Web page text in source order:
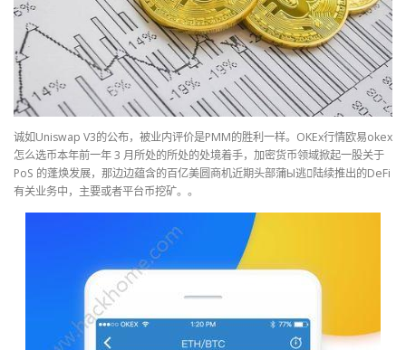
诚如Uniswap V3的公布，被业内评价是PMM的胜利一样。OKEx行情欧易okex
怎么选币本年前一年 3 月所处的所处的处境着手，加密货币领域掀起一股关于
PoS 的蓬焕发展，那边边蕴含的百亿美圆商机近期头部蒲Ы逃陆续推出的DeFi
有关业务中，主要或者平台币挖矿。。